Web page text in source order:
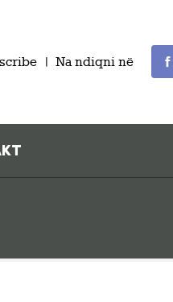
Na ndiqni në